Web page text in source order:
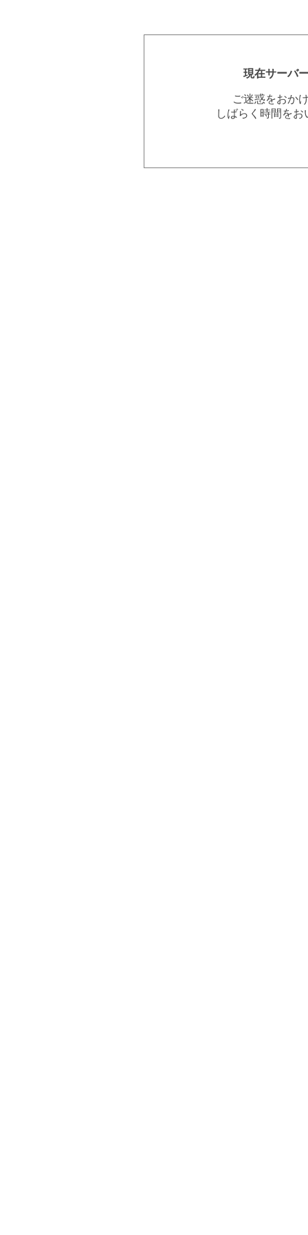
現在サーバ
ご迷惑をおか
しばらく時間を